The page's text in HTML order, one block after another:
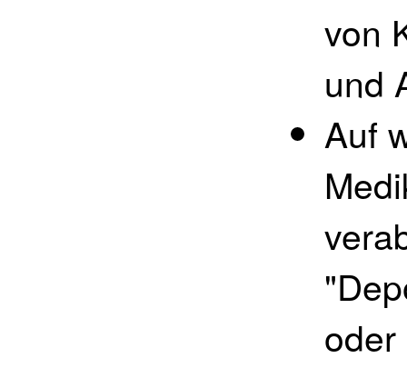
von
und
Auf